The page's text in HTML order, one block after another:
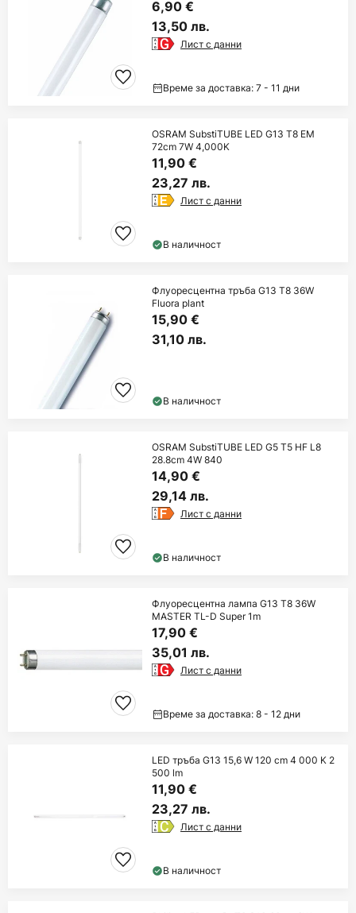
6,90 €
13,50 лв.
Лист с данни
Време за доставка: 7 - 11 дни
OSRAM SubstiTUBE LED G13 T8 EM
72cm 7W 4,000K
11,90 €
23,27 лв.
Лист с данни
В наличност
Флуоресцентна тръба G13 T8 36W
Fluora plant
15,90 €
31,10 лв.
В наличност
OSRAM SubstiTUBE LED G5 T5 HF L8
28.8cm 4W 840
14,90 €
29,14 лв.
Лист с данни
В наличност
Флуоресцентна лампа G13 T8 36W
MASTER TL-D Super 1m
17,90 €
35,01 лв.
Лист с данни
Време за доставка: 8 - 12 дни
LED тръба G13 15,6 W 120 cm 4 000 K 2
500 lm
11,90 €
23,27 лв.
Лист с данни
В наличност